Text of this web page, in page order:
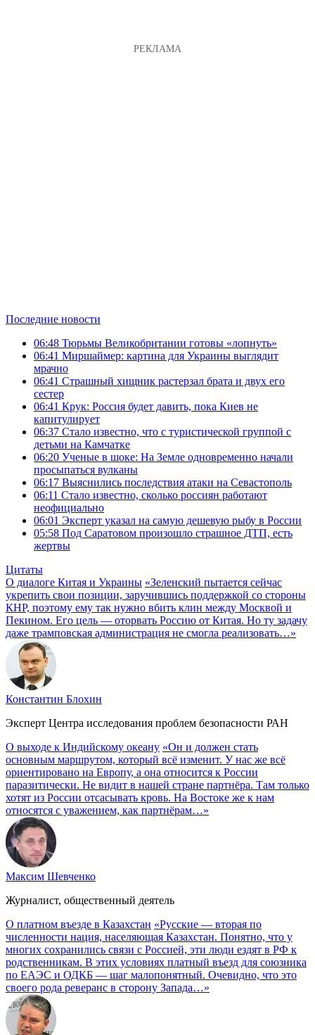
Последние новости
06:48 Тюрьмы Великобритании готовы «лопнуть»
06:41 Миршаймер: картина для Украины выглядит
мрачно
06:41 Страшный хищник растерзал брата и двух его
сестер
06:41 Крук: Россия будет давить, пока Киев не
капитулирует
06:37 Стало известно, что с туристической группой с
детьми на Камчатке
06:20 Ученые в шоке: На Земле одновременно начали
просыпаться вулканы
06:17 Выяснились последствия атаки на Севастополь
06:11 Стало известно, сколько россиян работают
неофициально
06:01 Эксперт указал на самую дешевую рыбу в России
05:58 Под Саратовом произошло страшное ДТП, есть
жертвы
Цитаты
О диалоге Китая и Украины «Зеленский пытается сейчас
укрепить свои позиции, заручившись поддержкой со стороны
КНР, поэтому ему так нужно вбить клин между Москвой и
Пекином. Его цель — оторвать Россию от Китая. Но ту задачу
даже трамповская администрация не смогла реализовать…»
Константин Блохин
Эксперт Центра исследования проблем безопасности РАН
О выходе к Индийскому океану «Он и должен стать
основным маршрутом, который всё изменит. У нас же всё
ориентировано на Европу, а она относится к России
паразитически. Не видит в нашей стране партнёра. Там только
хотят из России отсасывать кровь. На Востоке же к нам
относятся с уважением, как партнёрам…»
Максим Шевченко
Журналист, общественный деятель
О платном въезде в Казахстан «Русские — вторая по
численности нация, населяющая Казахстан. Понятно, что у
многих сохранились связи с Россией, эти люди ездят в РФ к
родственникам. В этих условиях платный въезд для союзника
по ЕАЭС и ОДКБ — шаг малопонятный. Очевидно, что это
своего рода реверанс в сторону Запада…»